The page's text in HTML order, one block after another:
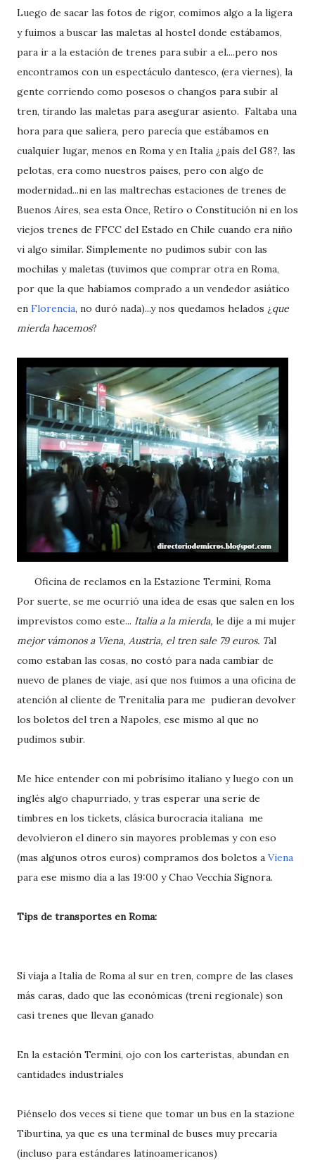
Luego de sacar las fotos de rigor, comimos algo a la ligera
y fuimos a buscar las maletas al hostel donde estábamos,
para ir a la estación de trenes para subir a el....pero nos
encontramos con un espectáculo dantesco, (era viernes), la
gente corriendo como posesos o changos para subir al
tren, tirando las maletas para asegurar asiento. Faltaba una
hora para que saliera, pero parecía que estábamos en
cualquier lugar, menos en Roma y en Italia ¿país del G8?, las
pelotas, era como nuestros países, pero con algo de
modernidad...ni en las maltrechas estaciones de trenes de
Buenos Aires, sea esta Once, Retiro o Constitución ni en los
viejos trenes de FFCC del Estado en Chile cuando era niño
vi algo similar. Simplemente no pudimos subir con las
mochilas y maletas (tuvimos que comprar otra en Roma,
por que la que habíamos comprado a un vendedor asiático
en Florencia, no duró nada)...y nos quedamos helados ¿que
mierda hacemos?
Oficina de reclamos en la Estazione Termini, Roma
Por suerte, se me ocurrió una ídea de esas que salen en los
imprevistos como este... Italia a la mierda, le dije a mi mujer
mejor vámonos a Viena, Austria, el tren sale 79 euros. Tal
como estaban las cosas, no costó para nada cambiar de
nuevo de planes de viaje, así que nos fuimos a una oficina de
atención al cliente de Trenitalia para me pudieran devolver
los boletos del tren a Napoles, ese mismo al que no
pudimos subir.
Me hice entender con mi pobrísimo italiano y luego con un
inglés algo chapurriado, y tras esperar una serie de
timbres en los tickets, clásica burocracia italiana me
devolvieron el dinero sin mayores problemas y con eso
(mas algunos otros euros) compramos dos boletos a Viena
para ese mismo día a las 19:00 y Chao Vecchia Signora.
Tips de transportes en Roma:
Si viaja a Italia de Roma al sur en tren, compre de las clases
más caras, dado que las económicas (treni regionale) son
casi trenes que llevan ganado
En la estación Termini, ojo con los carteristas, abundan en
cantidades industriales
Piénselo dos veces si tiene que tomar un bus en la stazione
Tiburtina, ya que es una terminal de buses muy precaria
(incluso para estándares latinoamericanos)